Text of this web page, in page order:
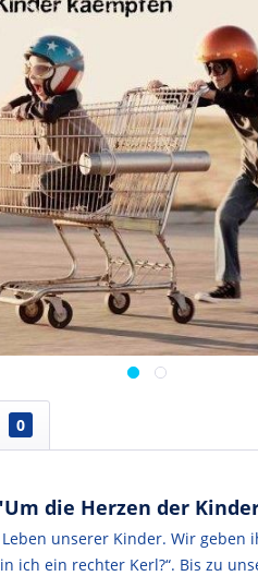
0
die Herzen der
unserer Kinder. Wir
ich ein rechter Kerl?“. Bis zu